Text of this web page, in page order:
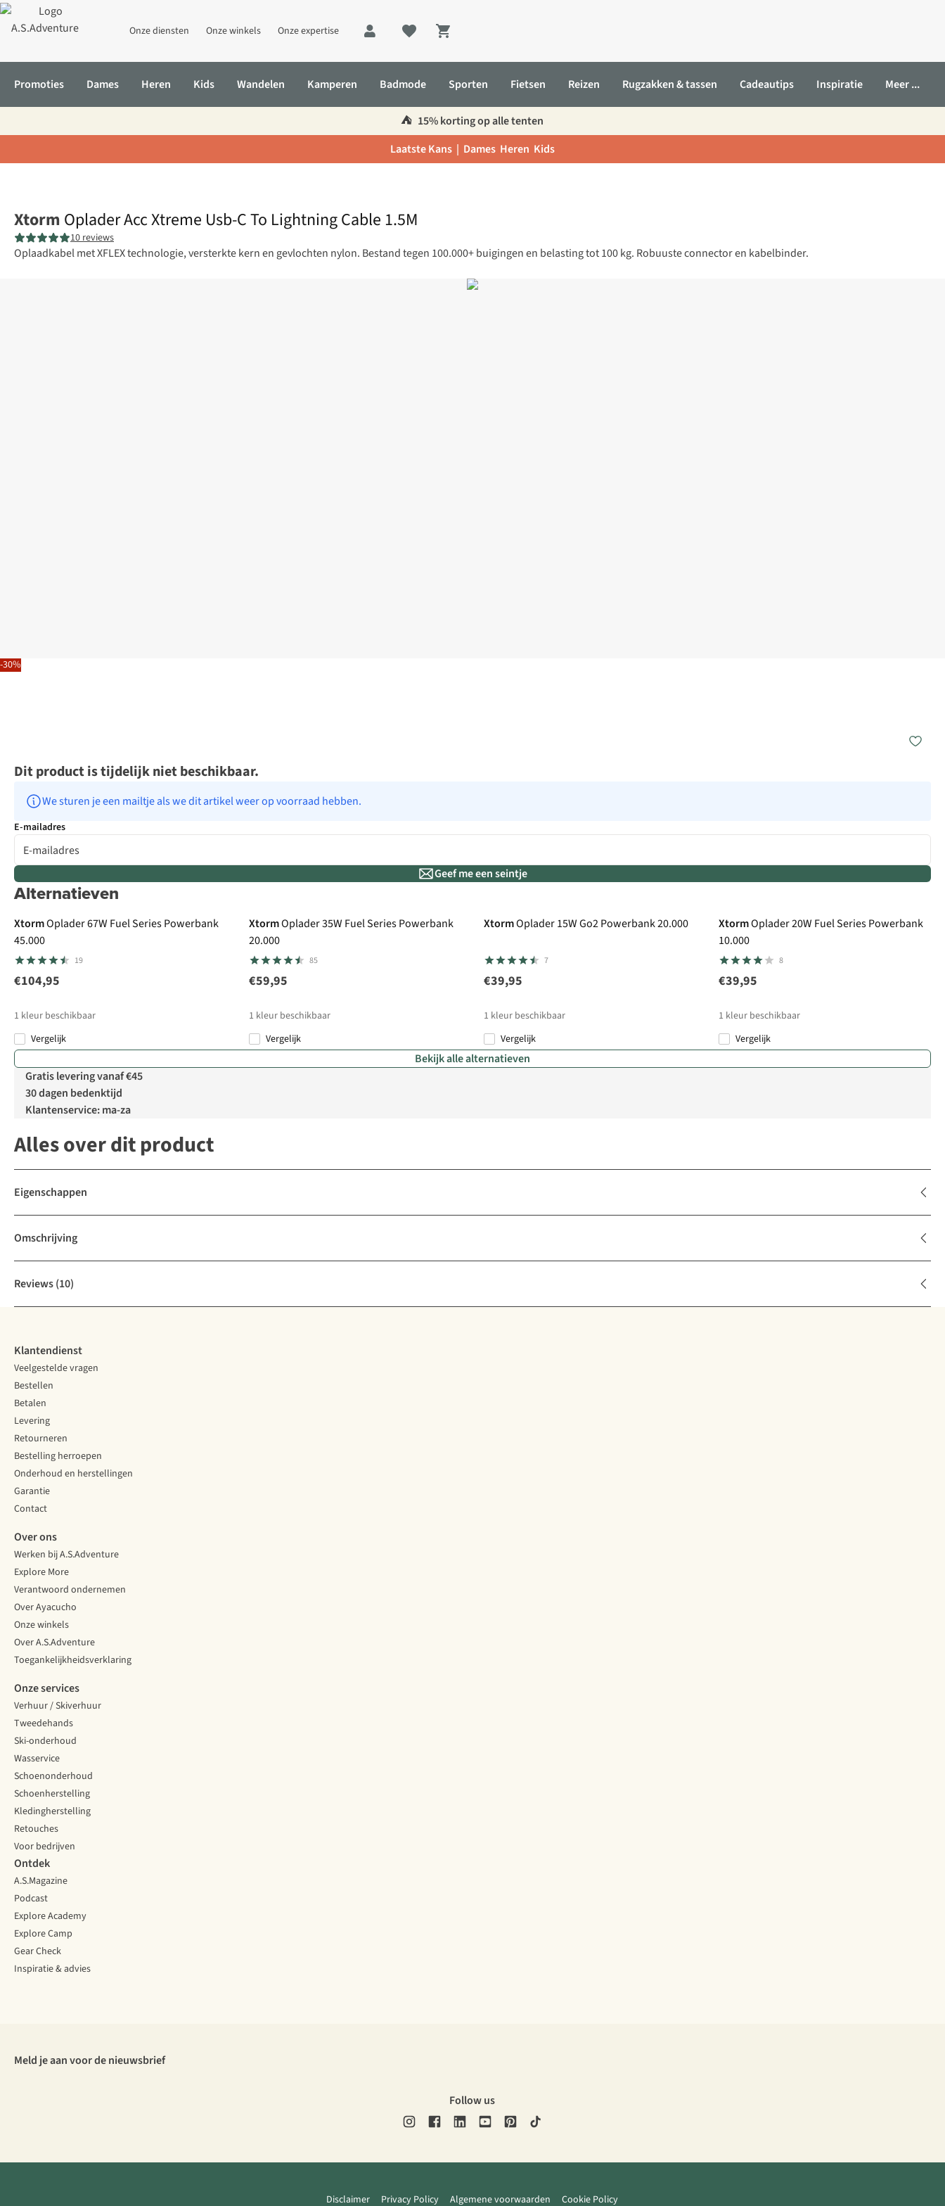
Onze diensten Onze winkels Onze expertise
Shopping cart
Promoties Dames Heren Kids Wandelen Kamperen Badmode Sporten Fietsen Reizen Rugzakken & tassen Cadeautips Inspiratie Meer ...
⛺️ 15% korting op alle tenten
Laatste Kans | Dames Heren Kids
-30%
Xtorm Oplader Acc Xtreme Usb-C To Lightning Cable 1.5M
10 reviews
Oplaadkabel met XFLEX technologie, versterkte kern en gevlochten nylon. Bestand tegen 100.000+ buigingen en belasting tot 100 kg. Robuuste connector en kabelbinder.
Dit product is tijdelijk niet beschikbaar.
We sturen je een mailtje als we dit artikel weer op voorraad hebben.
E-mailadres
Geef me een seintje
Alternatieven
XtormOplader 67W Fuel Series Powerbank
45.000
19
€104,95
1 kleur beschikbaar
Vergelijk
XtormOplader 35W Fuel Series Powerbank
20.000
85
€59,95
1 kleur beschikbaar
Vergelijk
XtormOplader 15W Go2 Powerbank 20.000
7
€39,95
1 kleur beschikbaar
Vergelijk
XtormOplader 20W Fuel Series Powerbank
10.000
8
€39,95
1 kleur beschikbaar
Vergelijk
Bekijk alle alternatieven
Gratis levering vanaf €45
30 dagen bedenktijd
Klantenservice: ma-za
Alles over dit product
Eigenschappen
Omschrijving
Reviews(10)
Klantendienst
Veelgestelde vragen
Bestellen
Betalen
Levering
Retourneren
Bestelling herroepen
Onderhoud en herstellingen
Garantie
Contact
Over ons
Werken bij A.S.Adventure
Explore More
Verantwoord ondernemen
Over Ayacucho
Onze winkels
Over A.S.Adventure
Toegankelijkheidsverklaring
Onze services
Verhuur / Skiverhuur
Tweedehands
Ski-onderhoud
Wasservice
Schoenonderhoud
Schoenherstelling
Kledingherstelling
Retouches
Voor bedrijven
Ontdek
A.S.Magazine
Podcast
Explore Academy
Explore Camp
Gear Check
Inspiratie & advies
Meld je aan voor de nieuwsbrief
Follow us
Disclaimer Privacy Policy Algemene voorwaarden Cookie Policy